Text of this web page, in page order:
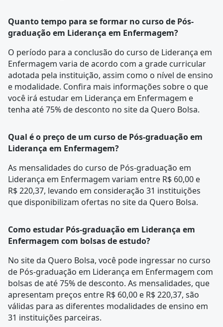
Quanto tempo para se formar no curso de Pós-
graduação em Liderança em Enfermagem?
O período para a conclusão do curso de Liderança em
Enfermagem varia de acordo com a grade curricular
adotada pela instituição, assim como o nível de ensino
e modalidade. Confira mais informações sobre o que
você irá estudar em Liderança em Enfermagem e
tenha até 75% de desconto no site da Quero Bolsa.
Qual é o preço de um curso de Pós-graduação em
Liderança em Enfermagem?
As mensalidades do curso de Pós-graduação em
Liderança em Enfermagem variam entre R$ 60,00 e
R$ 220,37, levando em consideração 31 instituições
que disponibilizam ofertas no site da Quero Bolsa.
Como estudar Pós-graduação em Liderança em
Enfermagem com bolsas de estudo?
No site da Quero Bolsa, você pode ingressar no curso
de Pós-graduação em Liderança em Enfermagem com
bolsas de até 75% de desconto. As mensalidades, que
apresentam preços entre R$ 60,00 e R$ 220,37, são
válidas para as diferentes modalidades de ensino em
31 instituições parceiras.